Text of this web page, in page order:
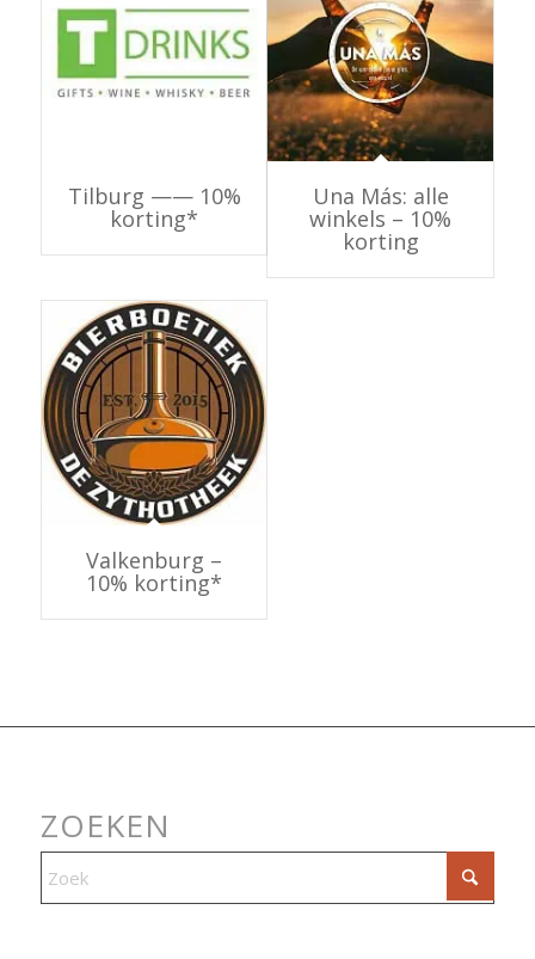
Tilburg —— 10%
korting*
Una Más: alle
winkels – 10%
korting
Valkenburg –
10% korting*
ZOEKEN